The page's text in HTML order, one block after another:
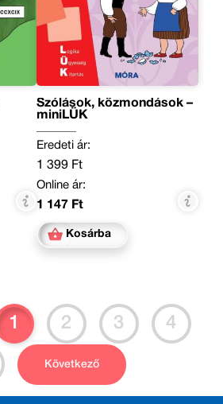
Szólások, közmondások –
miniLÜK
Eredeti ár:
1 399 Ft
Online ár:
1 147 Ft
Kosárba
1 2 3 4
Következő